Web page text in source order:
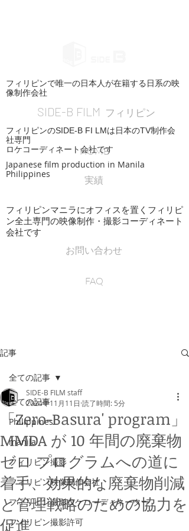
フィリピンで唯一の日本人が在籍する日系の映
像制作会社
SIDE-B FILM フィリピン
Japanese film production in Manila
Philippines
HOME
実績
フィリピンのSIDE-B FI LMは日本のTV制作会
社専門
ロケコーディネート会社です
フィリピンマニラにオフィスを置くフィリピ
ン全土専門の映像制作・撮影コーディネート
会社です
お問い合わせ
FAQ
記事
全ての記事
Philippines
manila
フィリピン撮影
フィリピン映像制作会社
フィリピン撮影ロケコーディネーター
フィリピン撮影許可
全ての記事
「Zero-Basura' program」
MMDA が 10 年間の廃棄物
ゼロ プログラムへの道に
着手、効果的な廃棄物削減
と管理戦略のための協力を
促進
SIDE-B FILM staff
2024年11月11日 読了時間: 5分